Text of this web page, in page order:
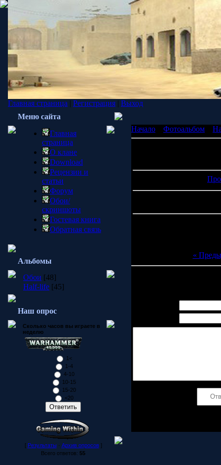
Главная страница | Регистрация | Выход
Меню сайта
Главная
страница
О клане
Download
Рецензии и
статьи
Форум
Обои/
скриншоты
Гостевая книга
Обратная связь
Альбомы
Обои [48]
Half-life [45]
Наш опрос
Сколько часов вы играете в
неделю
1<
1-4
4-10
10-15
15-20
<20
[ Результаты· Архив опросов]
Всего ответов: 55
Начало Фотоальбом
«